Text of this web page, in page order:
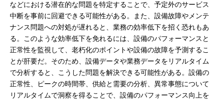
などにおける潜在的な問題を特定することで、予定外のサービス
中断を事前に回避できる可能性がある。また、設備故障やメンテ
ナンス問題への対処が遅れると、業務の効率低下を招く恐れもあ
る。このような効率低下を免れるには、設備のパフォーマンスと
正常性を監視して、老朽化のポイントや設備の故障を予測するこ
とが肝要だ。そのため、設備データや業務データをリアルタイム
で分析すると、こうした問題を解決できる可能性がある。設備の
正常性、ピークの時間帯、供給と需要の分析、異常事態について
リアルタイムで洞察を得ることで、設備のパフォーマンス向上を